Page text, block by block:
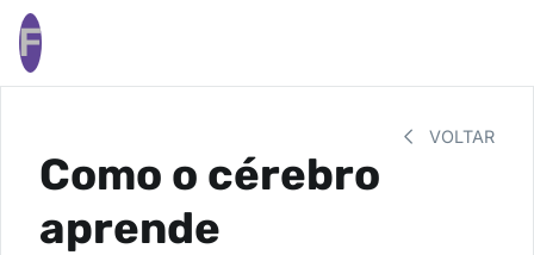
F
VOLTAR
Como o cérebro
aprende